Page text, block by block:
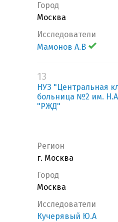
Город
Москва
Исследователи
Мамонов А.В
13
НУЗ "Центральная
больница №2 им.
"РЖД"
Регион
г. Москва
Город
Москва
Исследователи
Кучерявый Ю.А